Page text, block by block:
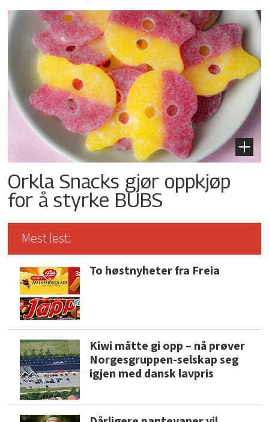
Orkla Snacks gjør oppkjøp
for å styrke BUBS
Mest lest:
To høstnyheter fra Freia
Kiwi måtte gi opp – nå prøver
Norgesgruppen-selskap seg
igjen med dansk lavpris